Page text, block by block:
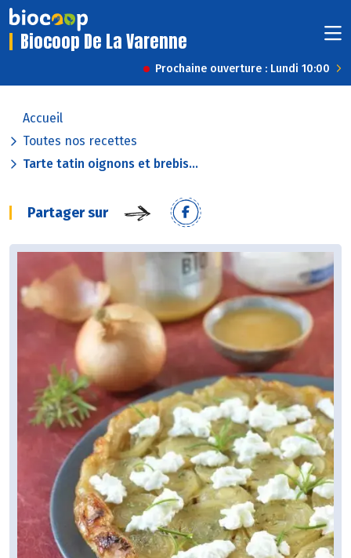
Biocoop De La Varenne
Prochaine ouverture : Lundi 10:00
Accueil
Toutes nos recettes
Tarte tatin oignons et brebis...
Partager sur